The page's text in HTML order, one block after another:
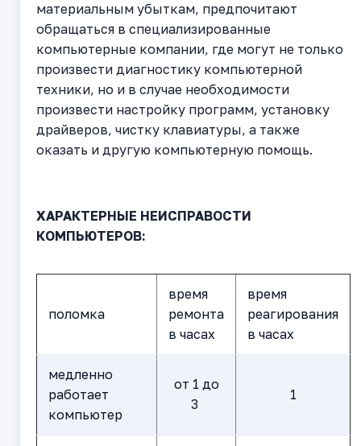
материальным убыткам, предпочитают
обращаться в специализированные
компьютерные компании, где могут не только
произвести диагностику компьютерной
техники, но и в случае необходимости
произвести настройку программ, установку
драйверов, чистку клавиатуры, а также
оказать и другую компьютерную помощь.
ХАРАКТЕРНЫЕ НЕИСПРАВОСТИ
КОМПЬЮТЕРОВ:
поломка
время
ремонта
в часах
время
реагирования
в часах
медленно
работает
компьютер
от 1 до
3
1